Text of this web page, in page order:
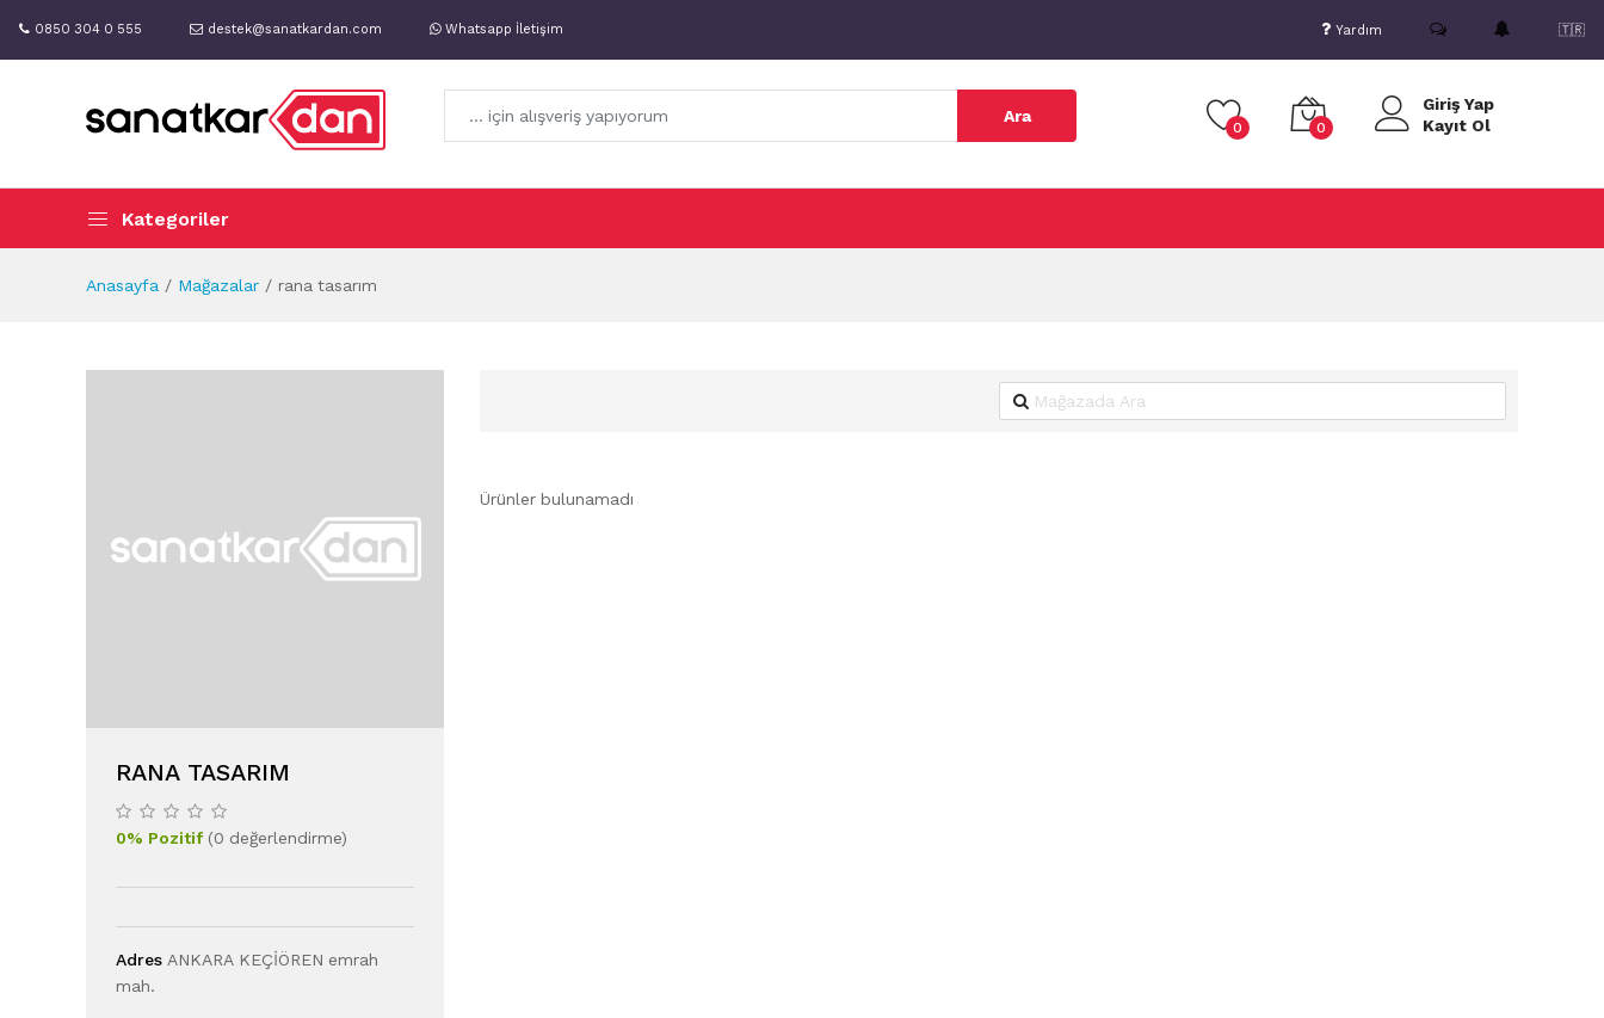
0850 304 0 555 destek@sanatkardan.com Whatsapp İletişim Yardım 🇹🇷
Ara
0 0
Giriş Yap
Kayıt Ol
Kategoriler
Anasayfa Mağazalar rana tasarım
RANA TASARIM
0% Pozitif(0 değerlendirme)
Adres ANKARA KEÇİÖREN emrah
mah.
Ürünler bulunamadı